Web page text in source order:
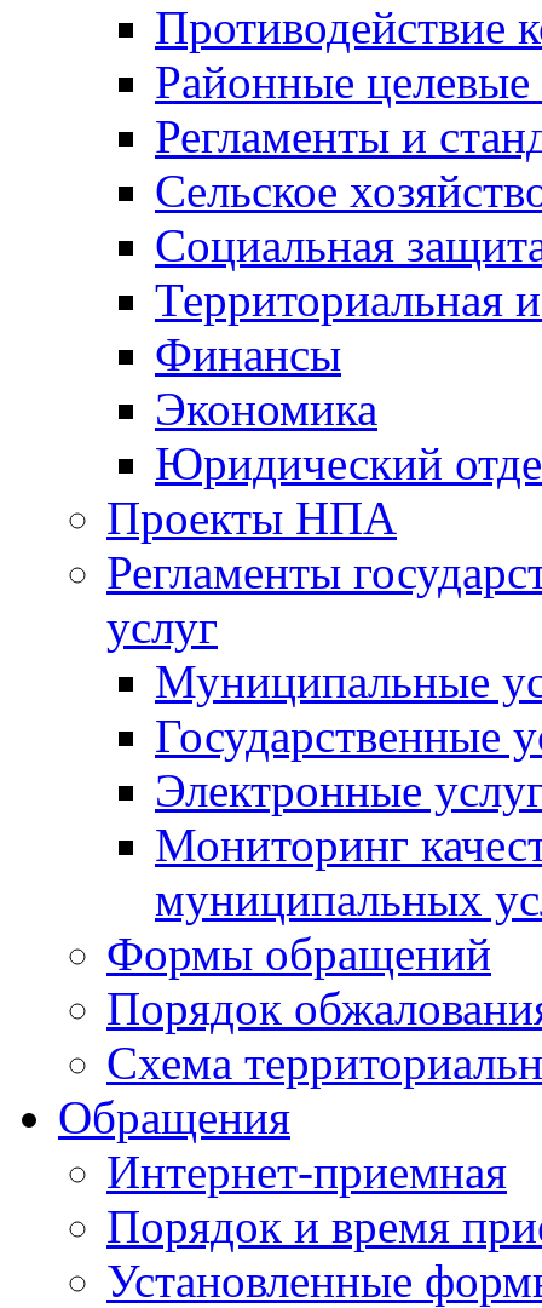
Противодействие
Районные
Регламенты и
Сельское
Социальная
Территориальная
Финансы
Экономика
Юридический
Проекты НПА
Регламенты
услуг
Муниципальные
Государственные
Электронные
Мониторинг
муниципальных
Формы обращений
Порядок
Схема
Обращения
Интернет-приемная
Порядок и время
Установленные